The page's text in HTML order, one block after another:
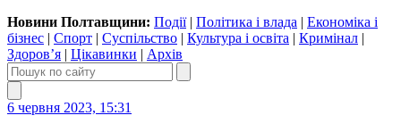
Новини Полтавщини: Події| Політика і влада | Економіка і
бізнес | Спорт | Суспільство | Культура і освіта | Кримінал |
Здоров’я | Цікавинки | Архів
6 червня 2023, 15:31